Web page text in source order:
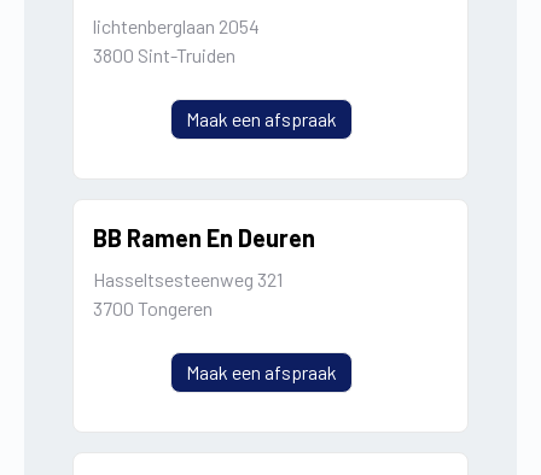
lichtenberglaan 2054
3800 Sint-Truiden
Maak een afspraak
BB Ramen En Deuren
Hasseltsesteenweg 321
3700 Tongeren
Maak een afspraak